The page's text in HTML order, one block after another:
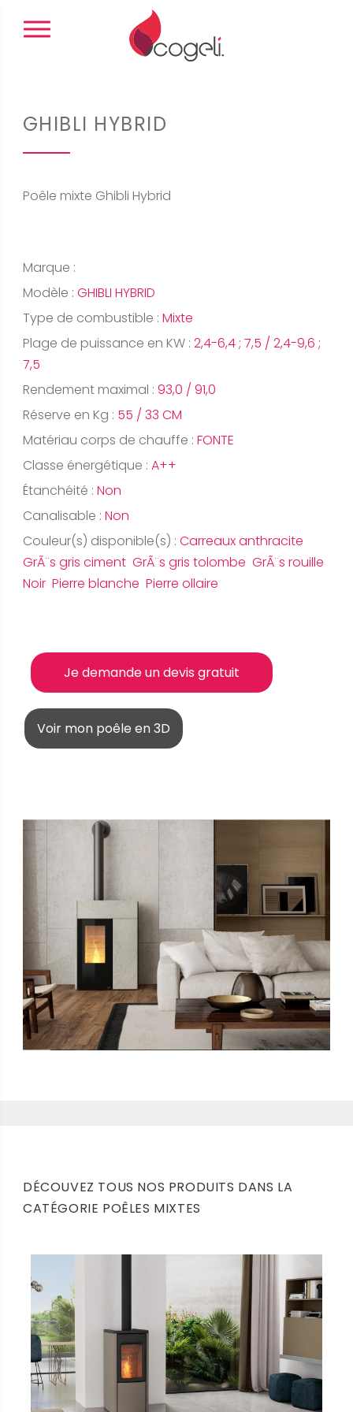
Panneau de gestion des cookies
GHIBLI HYBRID
Poêle mixte Ghibli Hybrid
Marque :
Modèle : GHIBLI HYBRID
Type de combustible : Mixte
Plage de puissance en KW : 2,4-6,4 ; 7,5 / 2,4-9,6 ;
7,5
Rendement maximal : 93,0 / 91,0
Réserve en Kg : 55 / 33 CM
Matériau corps de chauffe : FONTE
Classe énergétique : A++
Étanchéité : Non
Canalisable : Non
Couleur(s) disponible(s) : Carreaux anthracite
GrÃ¨s gris ciment GrÃ¨s gris tolombe GrÃ¨s rouille
Noir Pierre blanche Pierre ollaire
Je demande un devis gratuit
Voir mon poêle en 3D
DÉCOUVEZ TOUS NOS PRODUITS DANS LA
CATÉGORIE POÊLES MIXTES